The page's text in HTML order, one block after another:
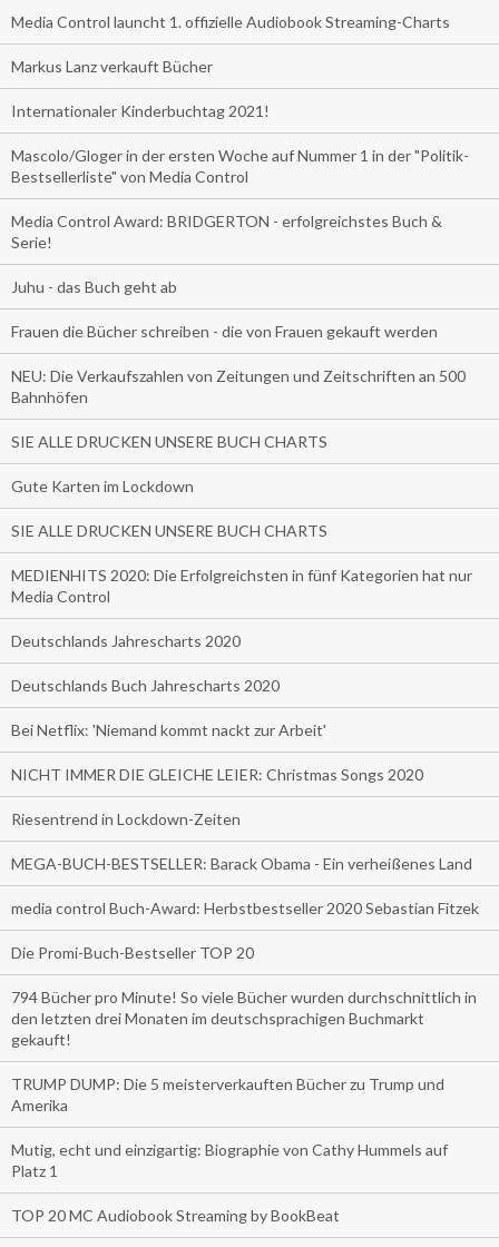
Media Control launcht 1. offizielle Audiobook Streaming-Charts
Markus Lanz verkauft Bücher
Internationaler Kinderbuchtag 2021!
Mascolo/Gloger in der ersten Woche auf Nummer 1 in der "Politik-
Bestsellerliste" von Media Control
Media Control Award: BRIDGERTON - erfolgreichstes Buch &
Serie!
Juhu - das Buch geht ab
Frauen die Bücher schreiben - die von Frauen gekauft werden
NEU: Die Verkaufszahlen von Zeitungen und Zeitschriften an 500
Bahnhöfen
SIE ALLE DRUCKEN UNSERE BUCH CHARTS
Gute Karten im Lockdown
SIE ALLE DRUCKEN UNSERE BUCH CHARTS
MEDIENHITS 2020: Die Erfolgreichsten in fünf Kategorien hat nur
Media Control
Deutschlands Jahrescharts 2020
Deutschlands Buch Jahrescharts 2020
Bei Netflix: 'Niemand kommt nackt zur Arbeit'
NICHT IMMER DIE GLEICHE LEIER: Christmas Songs 2020
Riesentrend in Lockdown-Zeiten
MEGA-BUCH-BESTSELLER: Barack Obama - Ein verheißenes Land
media control Buch-Award: Herbstbestseller 2020 Sebastian Fitzek
Die Promi-Buch-Bestseller TOP 20
794 Bücher pro Minute! So viele Bücher wurden durchschnittlich in
den letzten drei Monaten im deutschsprachigen Buchmarkt
gekauft!
TRUMP DUMP: Die 5 meisterverkauften Bücher zu Trump und
Amerika
Mutig, echt und einzigartig: Biographie von Cathy Hummels auf
Platz 1
TOP 20 MC Audiobook Streaming by BookBeat